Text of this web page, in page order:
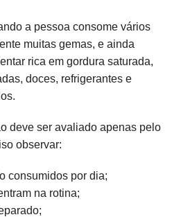
a pessoa consome vários
muitas gemas, e ainda
rica em gordura saturada,
doces, refrigerantes e
deve ser avaliado apenas pelo
observar:
consumidos por dia;
na rotina;